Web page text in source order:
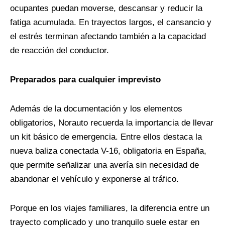
ocupantes puedan moverse, descansar y reducir la
fatiga acumulada. En trayectos largos, el cansancio y
el estrés terminan afectando también a la capacidad
de reacción del conductor.
Preparados para cualquier imprevisto
Además de la documentación y los elementos
obligatorios, Norauto recuerda la importancia de llevar
un kit básico de emergencia. Entre ellos destaca la
nueva baliza conectada V-16, obligatoria en España,
que permite señalizar una avería sin necesidad de
abandonar el vehículo y exponerse al tráfico.
Porque en los viajes familiares, la diferencia entre un
trayecto complicado y uno tranquilo suele estar en